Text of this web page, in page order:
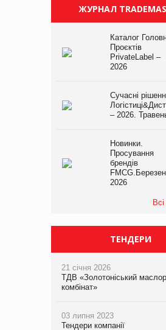
ЖУРНАЛ
Каталог
Проєктів
PrivateLabel –
2026
Сучасні
– 2026.
Новинки.
Просування
брендів
2026
ТЕНДЕРИ
21 січня 2026
ТДВ «Золотоніський
комбінат»
03 липня 2023
Тендери компанії